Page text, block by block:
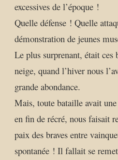
excessives de l’époque !
Quelle défense ! Quelle
démonstration de jeunes
Le plus surprenant, était ces
neige, quand l’hiver nous
grande abondance.
Mais, toute bataille avait
en fin de récré, nous faisait
paix des braves entre
spontanée ! Il fallait se